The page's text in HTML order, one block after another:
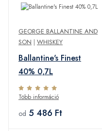
GEORGE BALLANTINE AND
SON | WHISKEY
Ballantine's Finest
40% 0,7L
Több információ
od 5 486 Ft